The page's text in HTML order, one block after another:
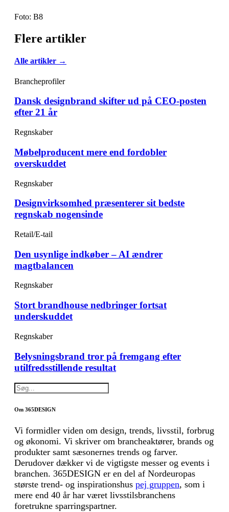
Foto: B8
Flere artikler
Alle artikler →
Brancheprofiler
Dansk designbrand skifter ud på CEO-posten
efter 21 år
Regnskaber
Møbelproducent mere end fordobler
overskuddet
Regnskaber
Designvirksomhed præsenterer sit bedste
regnskab nogensinde
Retail/E-tail
Den usynlige indkøber – AI ændrer
magtbalancen
Regnskaber
Stort brandhouse nedbringer fortsat
underskuddet
Regnskaber
Belysningsbrand tror på fremgang efter
utilfredsstillende resultat
Om 365DESIGN
Vi formidler viden om design, trends, livsstil, forbrug
og økonomi. Vi skriver om brancheaktører, brands og
produkter samt sæsonernes trends og farver.
Derudover dækker vi de vigtigste messer og events i
branchen. 365DESIGN er en del af Nordeuropas
største trend- og inspirationshus pej gruppen, som i
mere end 40 år har været livsstilsbranchens
foretrukne sparringspartner.